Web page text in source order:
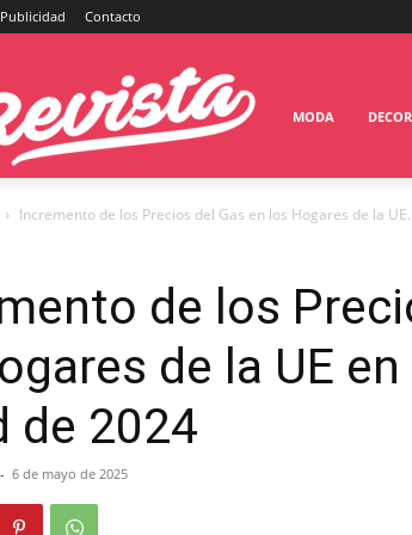
Publicidad Contacto
MODA
Incremento de los Precios del Gas en los Hogares de la
de los
de la UE
de 2024
- 6 de mayo de 2025